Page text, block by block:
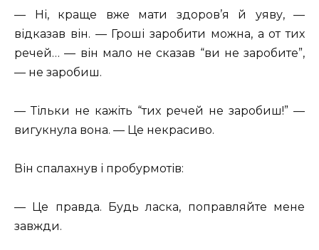
— Ні, краще вже мати здоров’я й уяву, —
відказав він. — Гроші заробити можна, а от тих
речей… — він мало не сказав “ви не заробите”,
— не заробиш.
— Тільки не кажіть “тих речей не заробиш!” —
вигукнула вона. — Це некрасиво.
Він спалахнув і пробурмотів:
— Це правда. Будь ласка, поправляйте мене
завжди.